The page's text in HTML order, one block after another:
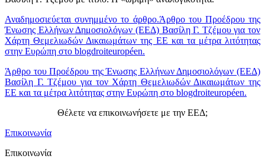
Αναδημοσιεύεται συνημμένο το άρθρο.Άρθρο του Προέδρου της
Ένωσης Ελλήνων Δημοσιολόγων (ΕΕΔ) Βασίλη Γ. Τζέμου για τον
Χάρτη Θεμελιωδών Δικαιωμάτων της ΕΕ και τα μέτρα λιτότητας
στην Ευρώπη στο blogdroiteuropéen.
Άρθρο του Προέδρου της Ένωσης Ελλήνων Δημοσιολόγων (ΕΕΔ)
Βασίλη Γ. Τζέμου για τον Χάρτη Θεμελιωδών Δικαιωμάτων της
ΕΕ και τα μέτρα λιτότητας στην Ευρώπη στο blogdroiteuropéen.
Θέλετε να επικοινωνήσετε με την ΕΕΔ;
Επικοινωνία
Επικοινωνία